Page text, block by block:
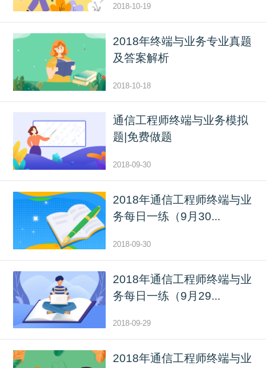
2018-10-19
2018年终端与业务专业真题
及答案解析
2018-10-18
通信工程师终端与业务模拟
题|免费做题
2018-09-30
2018年通信工程师终端与业
务每日一练（9月30...
2018-09-30
2018年通信工程师终端与业
务每日一练（9月29...
2018-09-29
2018年通信工程师终端与业